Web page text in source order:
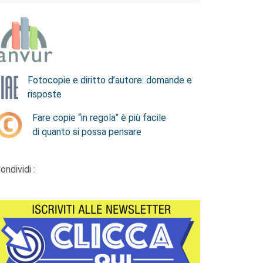
Fotocopie e diritto d’autore: domande e
risposte
Fare copie “in regola” è più facile
di quanto si possa pensare
: